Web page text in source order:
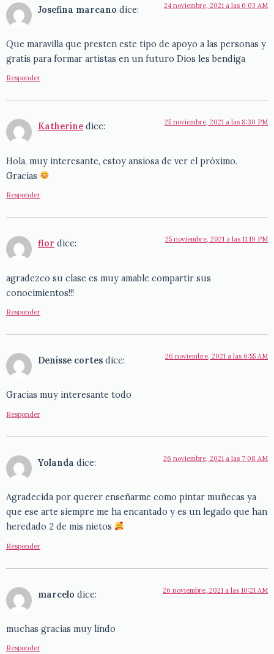
Josefina marcano dice: 24 noviembre, 2021 a las 6:03 AM
Que maravilla que presten este tipo de apoyo a las personas y
gratis para formar artistas en un futuro Dios les bendiga
Responder
Katherine dice: 25 noviembre, 2021 a las 8:30 PM
Hola, muy interesante, estoy ansiosa de ver el próximo.
Gracias
Responder
flor dice: 25 noviembre, 2021 a las 11:19 PM
agradezco su clase es muy amable compartir sus
conocimientos!!!
Responder
Denisse cortes dice: 26 noviembre, 2021 a las 6:55 AM
Gracias muy interesante todo
Responder
Yolanda dice: 26 noviembre, 2021 a las 7:08 AM
Agradecida por querer enseñarme como pintar muñecas ya
que ese arte siempre me ha encantado y es un legado que han
heredado 2 de mis nietos
Responder
marcelo dice: 26 noviembre, 2021 a las 10:21 AM
muchas gracias muy lindo
Responder